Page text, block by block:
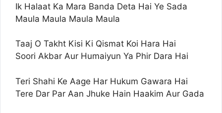
Ik Halaat Ka Mara Banda Deta Hai Ye Sada
Maula Maula Maula Maula
Taaj O Takht Kisi Ki Qismat Koi Hara Hai
Soori Akbar Aur Humaiyun Ya Phir Dara Hai
Teri Shahi Ke Aage Har Hukum Gawara Hai
Tere Dar Par Aan Jhuke Hain Haakim Aur Gada